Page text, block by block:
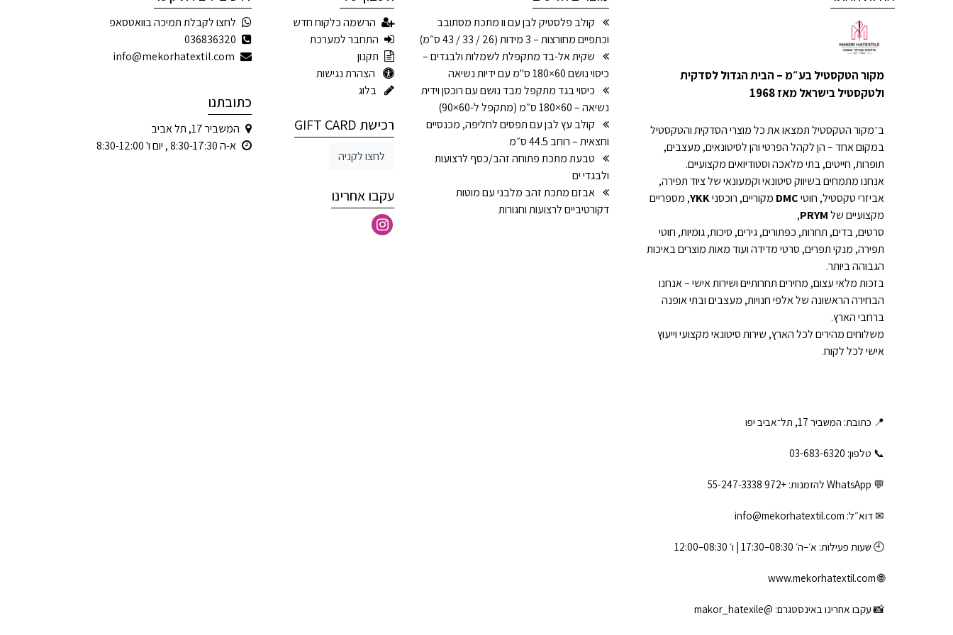
מקור הטקסטיל בע״מ – הבית הגדול לסדקית
ולטקסטיל בישראל מאז 1968
ב־מקור הטקסטיל תמצאו את כל מוצרי הסדקית והטקסטיל
במקום אחד – הן לקהל הפרטי והן לסיטונאים, מעצבים,
תופרות, חייטים, בתי מלאכה וסטודיואים מקצועיים.
אנחנו מתמחים בשיווק סיטונאי וקמעונאי של ציוד תפירה,
אביזרי טקסטיל, חוטיDMC מקוריים, רוכסניYKK, מספריים
מקצועיים שלPRYM
,
סרטים, בדים, תחרות, כפתורים, גירים, סיכות, גומיות, חוטי
תפירה, מנקי תפרים, סרטי מדידה ועוד מאות מוצרים באיכות
הגבוהה ביותר.
בזכות מלאי עצום, מחירים תחרותיים ושירות אישי – אנחנו
הבחירה הראשונה של אלפי חנויות, מעצבים ובתי אופנה
ברחבי הארץ.
משלוחים מהירים לכל הארץ, שירות סיטונאי מקצועי וייעוץ
אישי לכל לקוח.
📍 כתובת: המשביר 17, תל־אביב יפו
📞 טלפון: ‎03-683-6320
💬 WhatsApp להזמנות: +972 55-247-3338
✉ דוא״ל: info@mekorhatextil.com
🕘 שעות פעילות: א׳–ה׳ 08:30–17:30 | ו׳ 08:30–12:00
🌐
www.mekorhatextil.com
📸 עקבו אחרינו באינסטגרם: @makor_hatexile
קולב פלסטיק לבן עם וו מתכת מסתובב
וכתפיים מחורצות – 3 מידות (26 / 33 / 43 ס״מ)
שקית אל-בד מתקפלת לשמלות ולבגדים –
כיסוי נושם 60×180 ס"מ עם ידיות נשיאה
כיסוי בגד מתקפל מבד נושם עם רוכסן וידית
נשיאה – 60×180 ס״מ (מתקפל ל-60×90)
קולב עץ לבן עם תפסים לחליפה, מכנסיים
וחצאית – רוחב 44.5 ס״מ
טבעת מתכת פתוחה זהב/כסף לרצועות
ולבגדי ים
אבזם מתכת זהב מלבני עם מוטות
דקורטיביים לרצועות וחגורות
הרשמה כלקוח חדש
התחבר למערכת
תקנון
הצהרת נגישות
בלוג
רכישת GIFT CARD
לחצו לקניה
עקבו אחרינו
לחצו לקבלת תמיכה בוואטסאפ
036836320
info@mekorhatextil.com
כתובתנו
המשביר 17, תל אביב
א-ה 8:30-17:30 , יום ו' 8:30-12:00